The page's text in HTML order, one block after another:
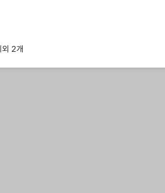
외 2개